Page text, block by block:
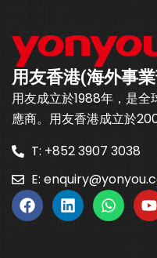
用友香港(海外事
用友成立於1988年，是全
應商。用友香港成立於
T: +852 3907 3038
E: